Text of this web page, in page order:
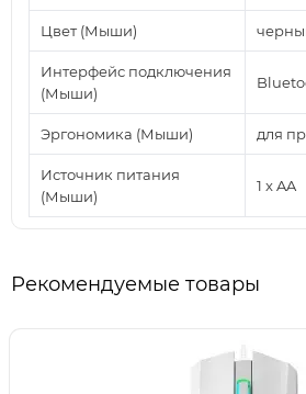
Цвет (Мыши)
Интерфейс подключения
(Мыши)
Эргономика (Мыши) для
Источник питания
(Мыши)
1 x AA
Рекомендуемые товары